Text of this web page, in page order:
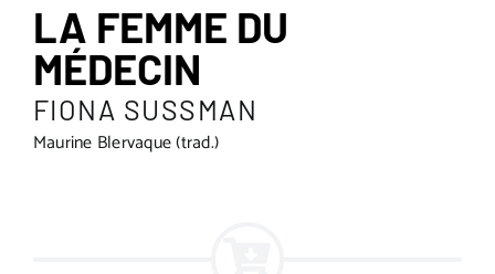
LA FEMME DU
MÉDECIN
FIONA SUSSMAN
Maurine Blervaque (trad.)